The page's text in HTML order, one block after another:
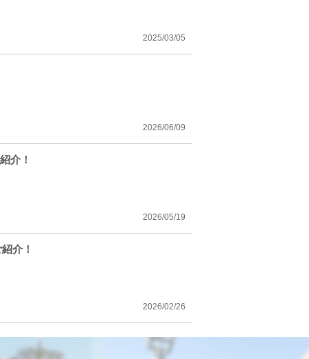
2025/03/05
2026/06/09
介！
2026/05/19
介！
2026/02/26